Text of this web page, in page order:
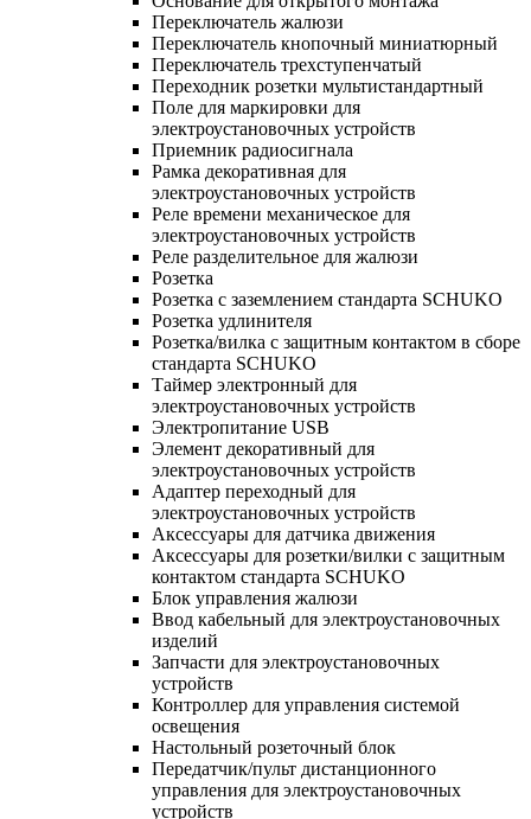
Переключатель жалюзи
Переключатель кнопочный миниатюрный
Переключатель трехступенчатый
Переходник розетки мультистандартный
Поле для маркировки для
электроустановочных устройств
Приемник радиосигнала
Рамка декоративная для
электроустановочных устройств
Реле времени механическое для
электроустановочных устройств
Реле разделительное для жалюзи
Розетка
Розетка с заземлением стандарта SCHUKO
Розетка удлинителя
Розетка/вилка с защитным контактом в сборе
стандарта SCHUKO
Таймер электронный для
электроустановочных устройств
Электропитание USB
Элемент декоративный для
электроустановочных устройств
Адаптер переходный для
электроустановочных устройств
Аксессуары для датчика движения
Аксессуары для розетки/вилки с защитным
контактом стандарта SCHUKO
Блок управления жалюзи
Ввод кабельный для электроустановочных
изделий
Запчасти для электроустановочных
устройств
Контроллер для управления системой
освещения
Настольный розеточный блок
Передатчик/пульт дистанционного
управления для электроустановочных
устройств